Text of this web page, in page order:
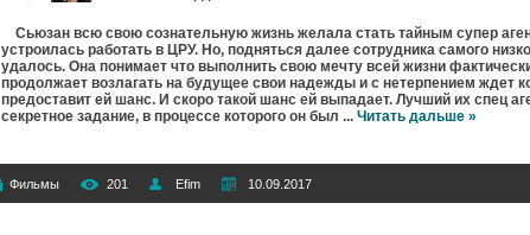
Сьюзан всю свою сознательную жизнь желала стать тайным супер
устроилась работать в ЦРУ. Но, подняться далее сотрудника самого
удалось. Она понимает что выполнить свою мечту всей жизни
продолжает возлагать на будущее свои надежды и с нетерпением ждет
предоставит ей шанс. И скоро такой шанс ей выпадает. Лучший их спец
секретное задание, в процессе которого он был ... Читать дальше »
Фильмы 201 Efim 10.09.2017